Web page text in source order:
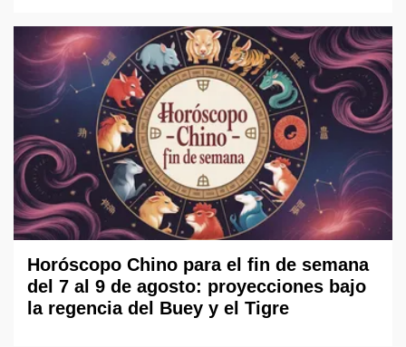
Horóscopo Chino para el fin de semana
del 7 al 9 de agosto: proyecciones bajo
la regencia del Buey y el Tigre